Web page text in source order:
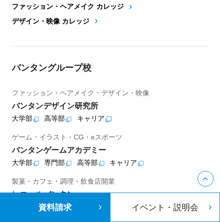
ファッション・ヘアメイク カレッジ
デザイン・映像 カレッジ
バンタングループ校
ファッション・ヘアメイク・デザイン・映像
バンタンデザイン研究所
大学部 高等部 キャリア
ゲーム・イラスト・CG・eスポーツ
バンタンゲームアカデミー
大学部 専門部 高等部 キャリア
製菓・カフェ・調理・飲食店開業
レコールバンタン
高等部 キャリア
資料請求 イベント・説明会